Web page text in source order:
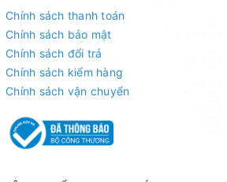
Chính sách thanh toán
Chính sách bảo mật
Chính sách đổi trả
Chính sách kiểm hàng
Chính sách vận chuyển